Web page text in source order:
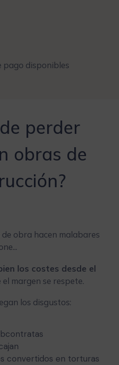
pago disponibles
perder
obras de
obra hacen malabares
los costes desde el
el margen se respete.
los disgustos:
convertidos en torturas